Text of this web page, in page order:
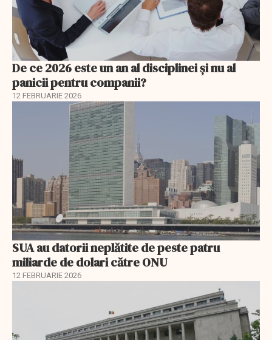
De ce 2026 este un an al disciplinei și nu al
panicii pentru companii?
12 FEBRUARIE 2026
SUA au datorii neplătite de peste patru
miliarde de dolari către ONU
12 FEBRUARIE 2026